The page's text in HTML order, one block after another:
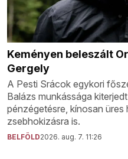
Keményen beleszált
Gergely
A Pesti Srácok egykori
Balázs munkássága
pénzégetésre, kínosan üres
zsebhokizásra is.
BELFÖLD2026. aug. 7. 11:26